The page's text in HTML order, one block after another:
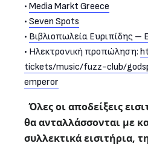
• Media Markt Greece
• Seven Spots
• Βιβλιοπωλεία Ευριπίδης –
• Ηλεκτρονική προπώληση:
tickets/music/fuzz-club/
emperor
Όλες οι αποδείξεις
θα ανταλλάσσονται με
συλλεκτικά εισιτήρια,